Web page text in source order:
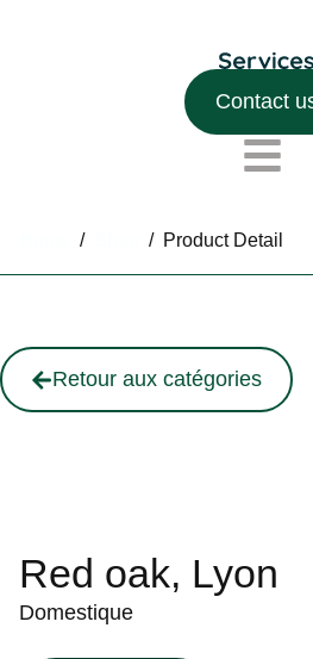
Contact
/ / Product Detail
Retour aux catégories
Red oak, Lyon
Domestique